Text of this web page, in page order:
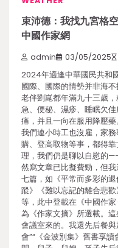
束沛德：我找九宮格
中國作家網
admin 03/05/2025
2024年適逢中華國民共和
國際、國際的情勢并非海
老伴劉崑都年滿九十三歲
急、便秘、濕疹、睡眠欠
痛，并且一向在服用降壓
我們連小時工也沒雇，家
購、登高取物等事，都得
理，我們仍是聊以自慰的
然寫文章已比擬費勁，但
七篇，如《平常而多彩的
蹤》《難以忘記的離合悲
等，此中登載在《中國作家
為《作家文摘》所選載。
會議室來的。我還先后餐
會”“《金波別集》舊書享